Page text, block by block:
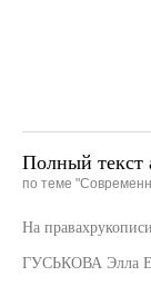
Полный текст
по теме
На правахрукописи
ГУСЬКОВА Элла